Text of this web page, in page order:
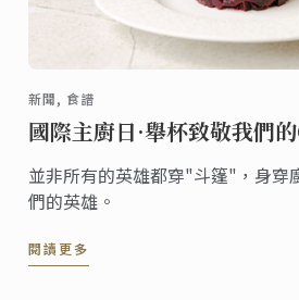
新聞, 食譜
國際主廚日·舉杯致敬我們
並非所有的英雄都穿"斗篷"，身穿
們的英雄。
閱讀更多